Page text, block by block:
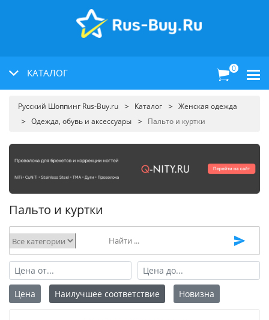
КАТАЛОГ 0
Русский Шоппинг Rus-Buy.ru Каталог
Женская одежда
Одежда, обувь и аксессуары
Пальто и куртки
Пальто и куртки
Цена Наилучшее соответствие Новизна